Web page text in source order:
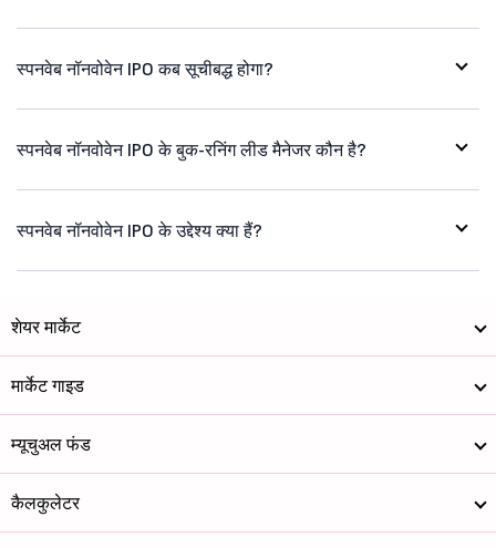
स्पनवेब नॉनवोवेन IPO कब सूचीबद्ध होगा?
स्पनवेब नॉनवोवेन IPO के बुक-रनिंग लीड मैनेजर कौन है?
स्पनवेब नॉनवोवेन IPO के उद्देश्य क्या हैं?
शेयर मार्केट
मार्केट गाइड
म्यूचुअल फंड
कैलकुलेटर